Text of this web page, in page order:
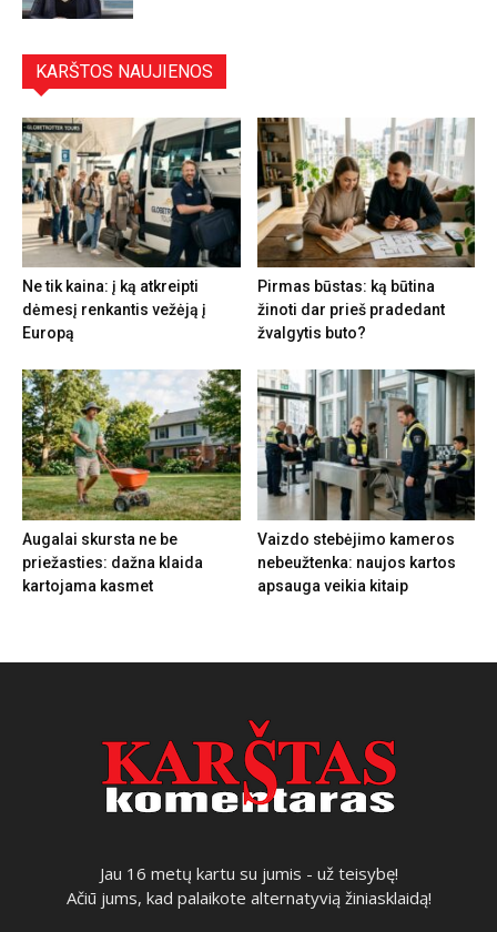
KARŠTOS NAUJIENOS
Ne tik kaina: į ką atkreipti
dėmesį renkantis vežėją į
Europą
Pirmas būstas: ką būtina
žinoti dar prieš pradedant
žvalgytis buto?
Augalai skursta ne be
priežasties: dažna klaida
kartojama kasmet
Vaizdo stebėjimo kameros
nebeužtenka: naujos kartos
apsauga veikia kitaip
Jau 16 metų kartu su jumis - už teisybę!
Ačiū jums, kad palaikote alternatyvią žiniasklaidą!